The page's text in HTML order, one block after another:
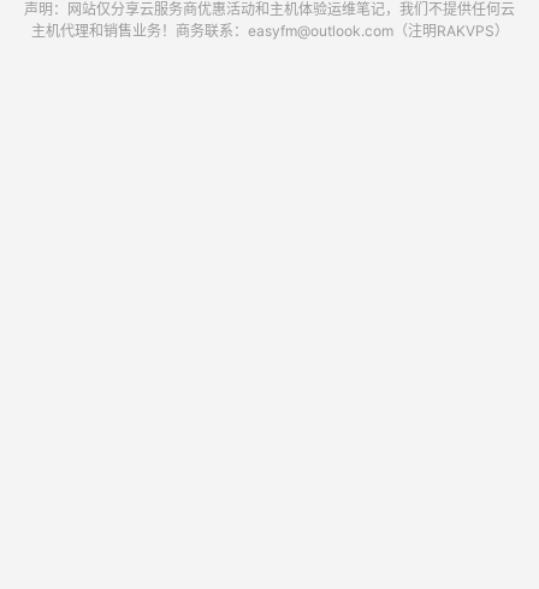
声明：网站仅分享云服务商优惠活动和主机体验运维笔记，我们不提供任何云
主机代理和销售业务！商务联系：easyfm@outlook.com（注明RAKVPS）